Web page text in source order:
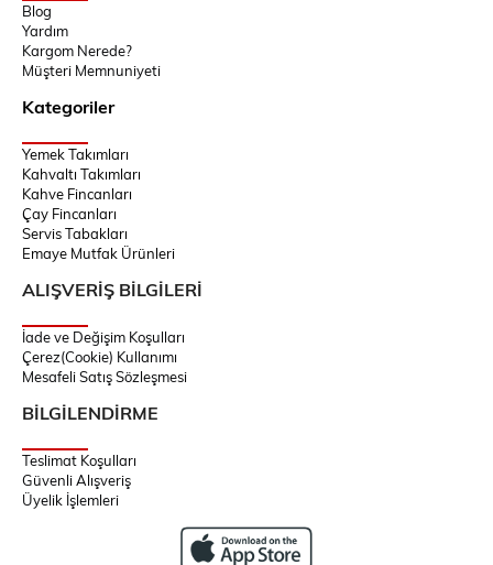
Blog
Yardım
Kargom Nerede?
Müşteri Memnuniyeti
Kategoriler
Yemek Takımları
Kahvaltı Takımları
Kahve Fincanları
Çay Fincanları
Servis Tabakları
Emaye Mutfak Ürünleri
ALIŞVERİŞ BİLGİLERİ
İade ve Değişim Koşulları
Çerez(Cookie) Kullanımı
Mesafeli Satış Sözleşmesi
BİLGİLENDİRME
Teslimat Koşulları
Güvenli Alışveriş
Üyelik İşlemleri